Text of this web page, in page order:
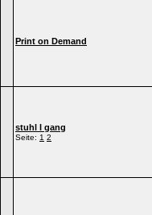
Print on Demand
stuhl l gang
Seite: 1 2